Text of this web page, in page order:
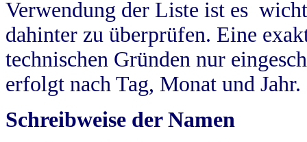
Verwendung der Liste ist es
dahinter zu überprüfen. Eine
technischen Gründen nur
erfolgt nach Tag, Monat und Jahr.
Schreibweise der Namen